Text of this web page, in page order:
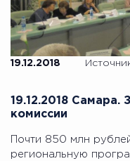
19.12.2018
19.12.2018 Самара.
комиссии
Почти 850 млн
региональную